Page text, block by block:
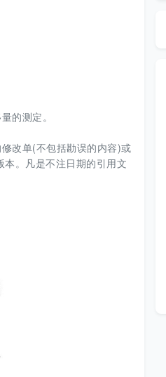
的测定。
改单(不包括勘误的内容)或
。凡是不注日期的引用文